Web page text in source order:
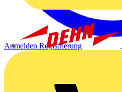
Anmelden Registrierung